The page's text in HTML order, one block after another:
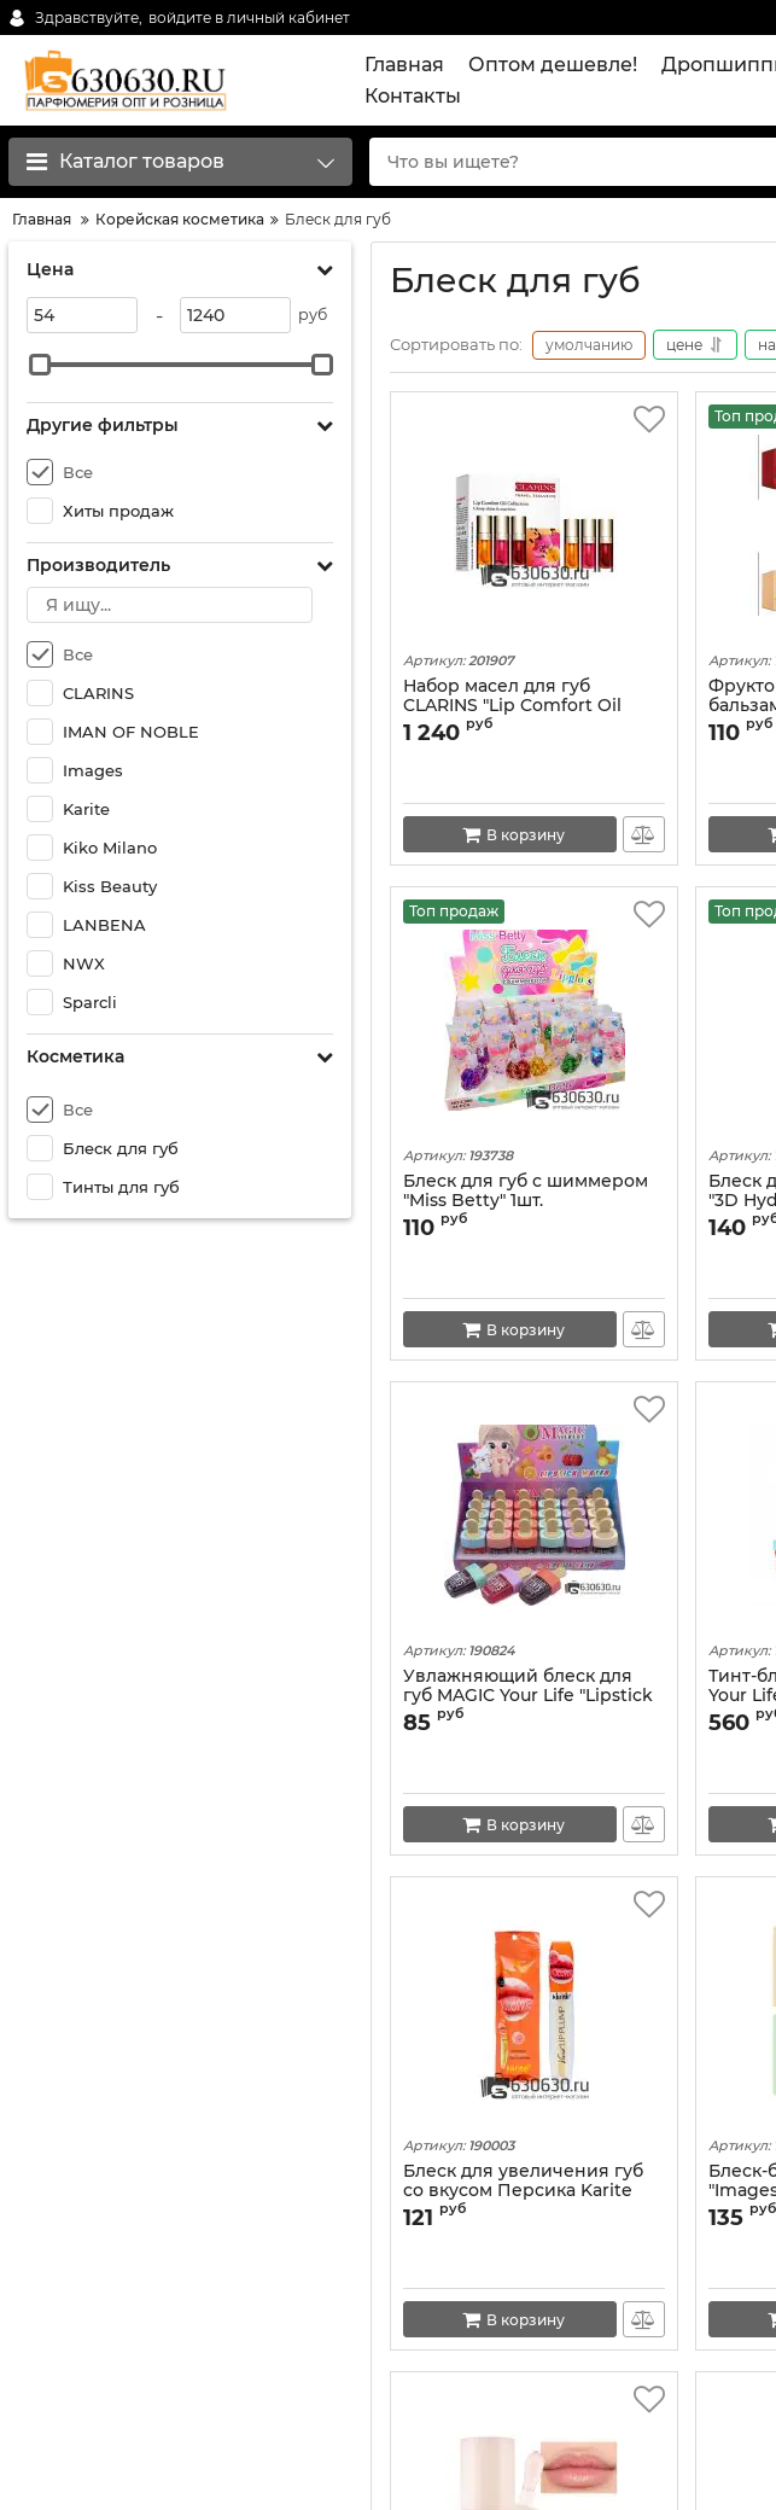
Здравствуйте, войдите в личный кабинет
Главная Оптом дешевле!
Контакты
Каталог товаров
Главная Корейская косметика Блеск для губ
Цена
- руб
Другие фильтры
Все
Хиты продаж
Производитель
Все
CLARINS
IMAN OF NOBLE
Images
Karite
Kiko Milano
Kiss Beauty
LANBENA
NWX
Sparcli
Косметика
Все
Блеск для губ
Тинты для губ
Блеск для губ
Сортировать по: умолчанию цене
Артикул: 201907
Набор масел для губ
CLARINS "Lip Comfort Oil
Collection" 3 шт.* 7 ml
1 240 руб
В корзину
Топ
Артикул:
110 руб
Топ продаж
Артикул: 193738
Блеск для губ с шиммером
"Miss Betty" 1шт.
110 руб
В корзину
Топ
Артикул:
Блеск
"3D
(цвета
140
Артикул: 190824
Увлажняющий блеск для
губ MAGIC Your Life "Lipstick
Water" 1шт. (в ассортименте)
85 руб
В корзину
Артикул:
Тинт-
Your
560
Артикул: 190003
Блеск для увеличения губ
со вкусом Персика Karite
"Lip Plump Super Volume"
121 руб
В корзину
Артикул:
Блеск-
1шт.
135 руб